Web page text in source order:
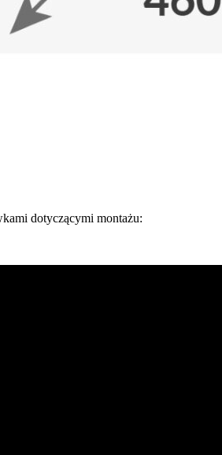
dotyczącymi montażu: